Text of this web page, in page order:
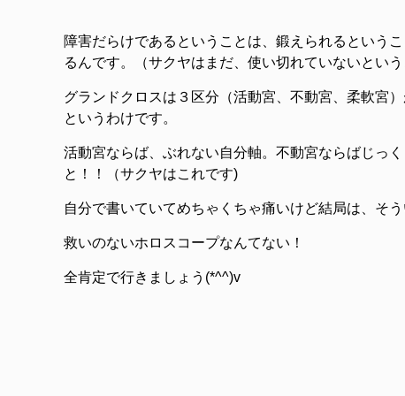
障害だらけであるということは、鍛えられるという
るんです。（サクヤはまだ、使い切れていないという
グランドクロスは３区分（活動宮、不動宮、柔軟宮
というわけです。
活動宮ならば、ぶれない自分軸。不動宮ならばじっ
と！！（サクヤはこれです)
自分で書いていてめちゃくちゃ痛いけど結局は、そう
救いのないホロスコープなんてない！
全肯定で行きましょう(*^^)v